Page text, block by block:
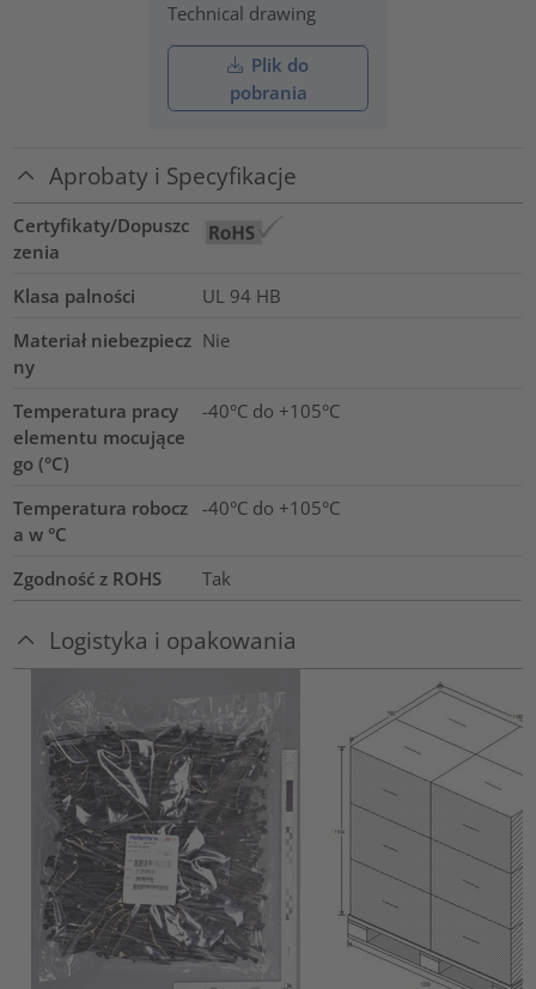
Technical drawing
Plik do
pobrania
Aprobaty i Specyfikacje
Certyfikaty/Dopuszc
zenia
Klasa palności
UL 94 HB
Materiał niebezpiecz
ny
Nie
Temperatura pracy
elementu mocujące
go (°C)
-40°C do +105°C
Temperatura robocz
a w °C
-40°C do +105°C
Zgodność z ROHS Tak
Logistyka i opakowania